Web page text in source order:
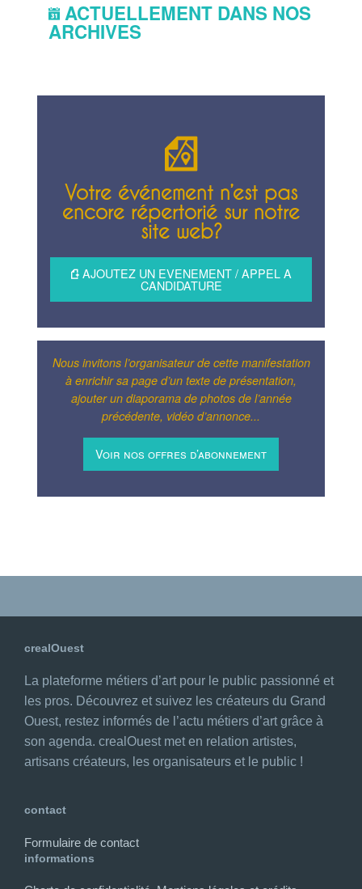
ACTUELLEMENT DANS NOS
ARCHIVES
Votre événement n’est pas
encore répertorié sur notre
site web?
AJOUTEZ UN EVENEMENT / APPEL A
CANDIDATURE
Nous invitons l’organisateur de cette manifestation
à enrichir sa page d’un texte de présentation,
ajouter un diaporama de photos de l’année
précédente, vidéo d’annonce...
Voir nos offres d’abonnement
crealOuest
La plateforme métiers d’art pour le public passionné et
les pros. Découvrez et suivez les créateurs du Grand
Ouest, restez informés de l’actu métiers d’art grâce à
son agenda. crealOuest met en relation artistes,
artisans créateurs, les organisateurs et le public !
contact
Formulaire de contact
informations